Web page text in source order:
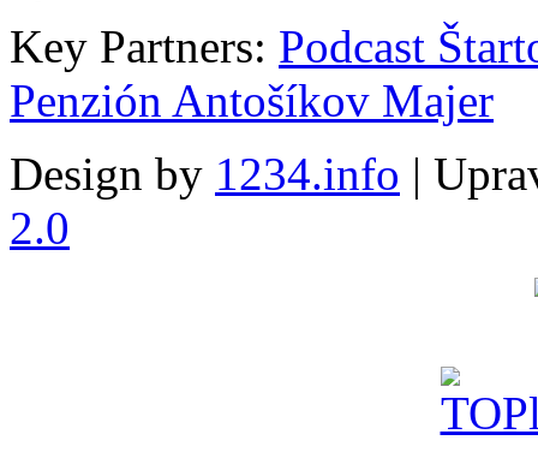
Key Partners: Podcast
Penzión Antošíkov Majer
Design by 1234.info |
2.0